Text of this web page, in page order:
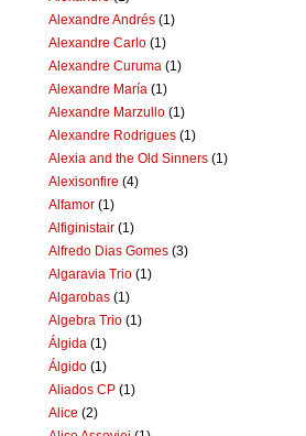
Alexandre Andrés (1)
Alexandre Carlo (1)
Alexandre Curuma (1)
Alexandre María (1)
Alexandre Marzullo (1)
Alexandre Rodrigues (1)
Alexia and the Old Sinners (1)
Alexisonfire (4)
Alfamor (1)
Alfiginistair (1)
Alfredo Dias Gomes (3)
Algaravia Trio (1)
Algarobas (1)
Algebra Trio (1)
Álgida (1)
Álgido (1)
Aliados CP (1)
Alice (2)